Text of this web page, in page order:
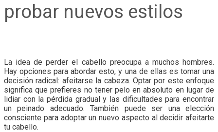
probar nuevos estilos
La idea de perder el cabello preocupa a muchos hombres.
Hay opciones para abordar esto, y una de ellas es tomar una
decisión radical: afeitarse la cabeza. Optar por este enfoque
significa que prefieres no tener pelo en absoluto en lugar de
lidiar con la pérdida gradual y las dificultades para encontrar
un peinado adecuado. También puede ser una elección
consciente para adoptar un nuevo aspecto al decidir afeitarte
tu cabello.